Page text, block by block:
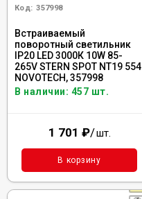
Код: 357998
Встраиваемый
поворотный светильник
IP20 LED 3000К 10W 85-
265V STERN SPOT NT19 554
NOVOTECH, 357998
В наличии: 457 шт.
1 701 ₽/шт.
В корзину